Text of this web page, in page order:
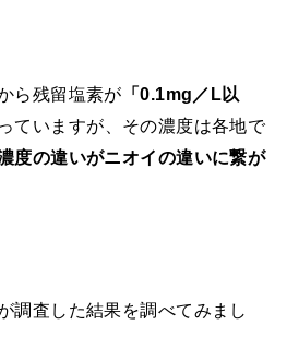
ら残留塩素が 「0.1mg／L以
ていますが、その濃度は各地で
度の違いがニオイの違いに繋が
調査した結果を調べてみまし